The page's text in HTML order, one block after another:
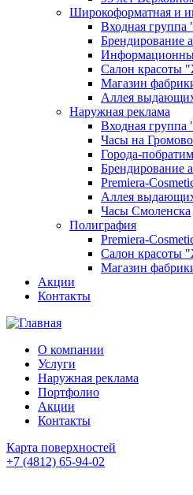
Широкоформатная и
Входная
Брендирование
Салон красоты
Магазин
Аллея
Наружная реклама
Входная
Часы на
Города-
Брендирование
Premiera-
Аллея
Часы Смоленска
Полиграфия
Premiera-
Салон красоты
Магазин
Акции
Контакты
О компании
Услуги
Наружная реклама
Портфолио
Акции
Контакты
Карта поверхностей
+7 (4812) 65-94-02